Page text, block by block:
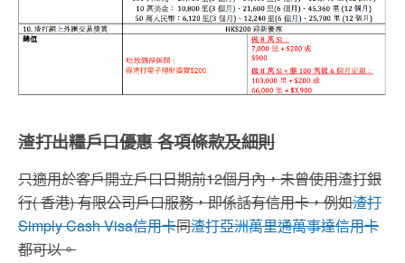
渣打出糧戶口優惠 各項條款及細則
只適用於客戶開立戶口日期前12個月內，未曾使用渣打銀
行( 香港) 有限公司戶口服務，即係話有信用卡，例如渣打
Simply Cash Visa信用卡同渣打亞洲萬里通萬事達信用卡
都可以。